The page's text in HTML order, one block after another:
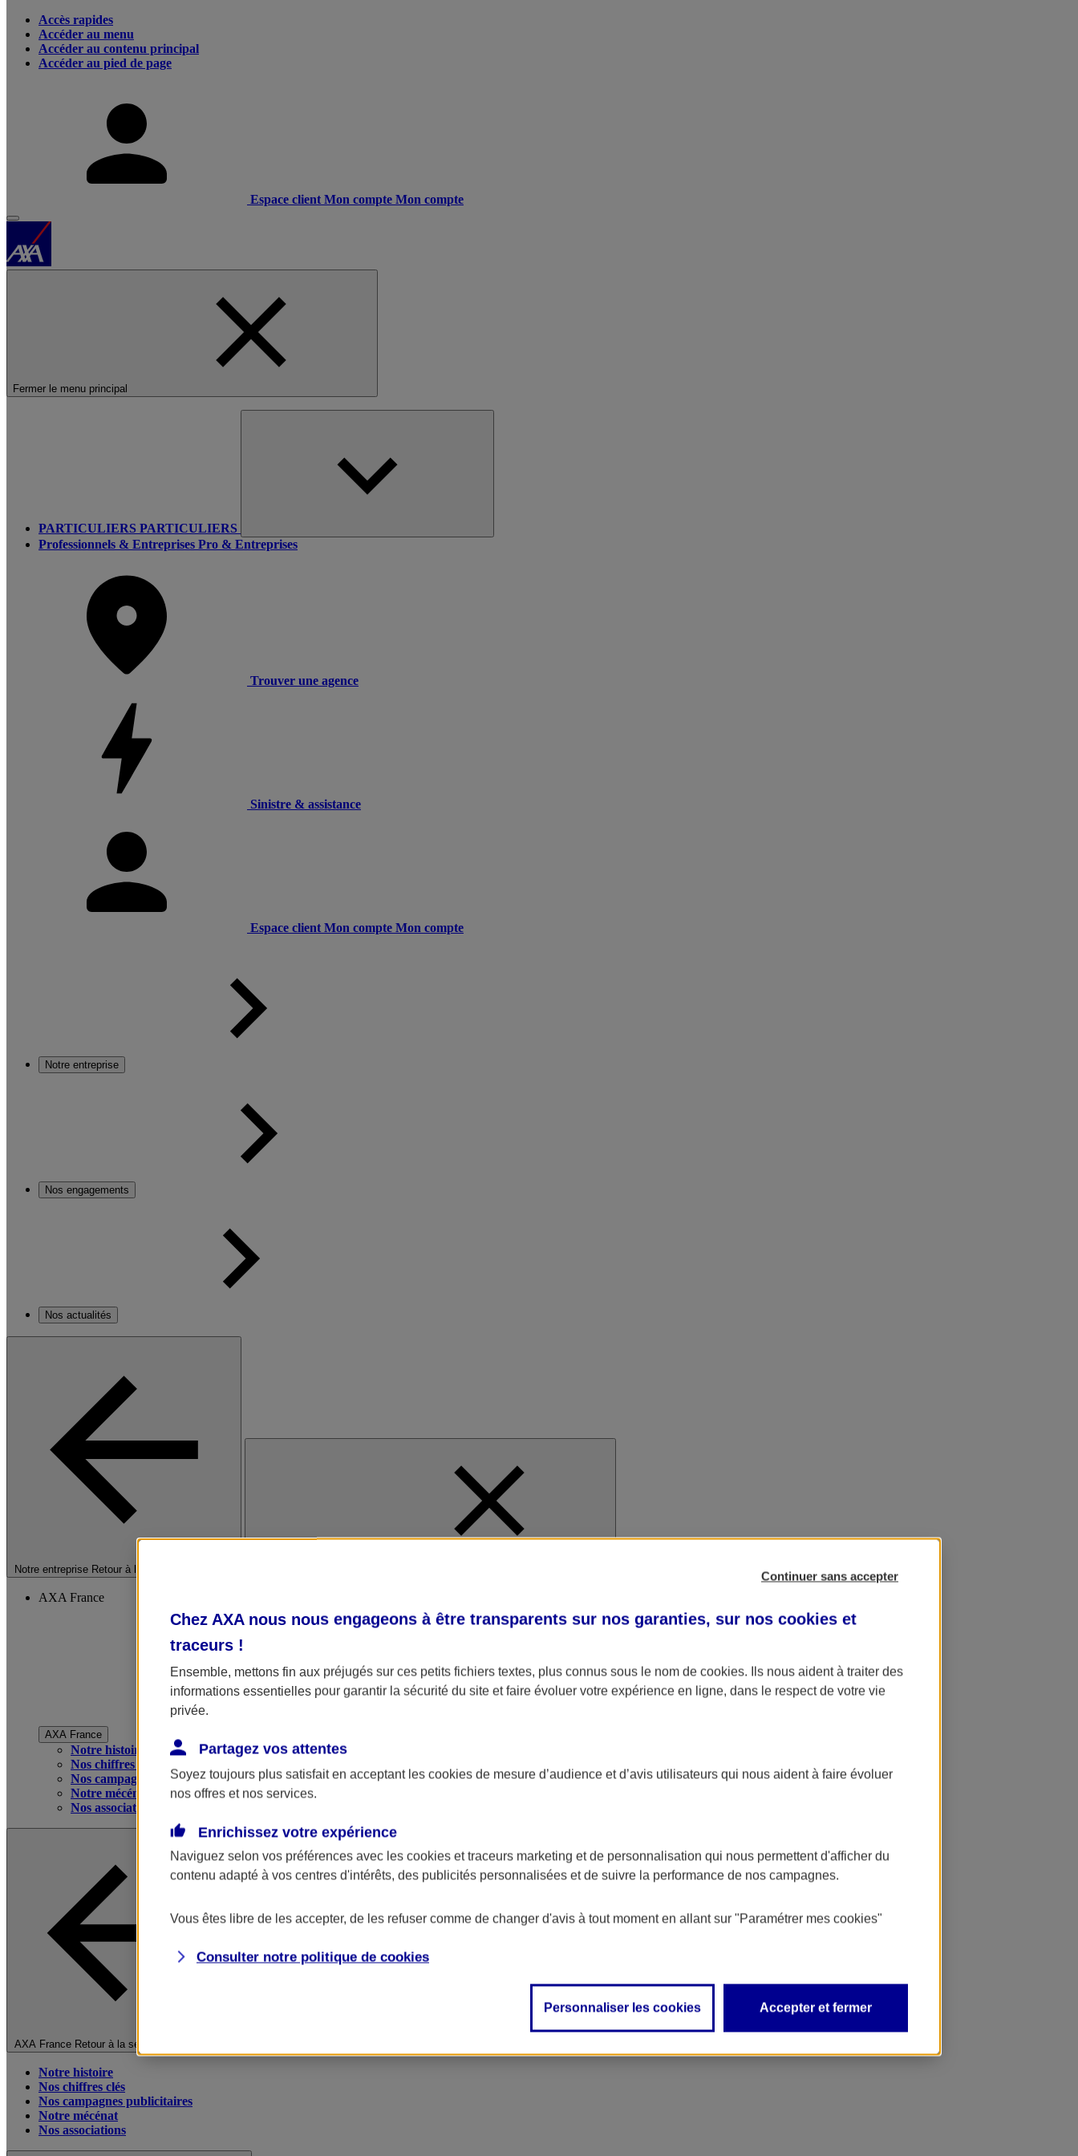
Accès rapides
Accéder au menu
Accéder au contenu principal
Accéder au pied de page
Espace client Mon compte Mon compte
Fermer le menu principal
PARTICULIERS PARTICULIERS
Professionnels & Entreprises Pro & Entreprises
Trouver une agence
Sinistre & assistance
Espace client Mon compte Mon compte
Notre entreprise
Nos engagements
Nos actualités
Notre entreprise Retour à la section précédente
AXA France
AXA France
Notre histoire
Nos chiffres clés
Nos campagnes publicitaires
Notre mécénat
Nos associations
AXA France Retour à la section précédente
Notre histoire
Nos chiffres clés
Nos campagnes publicitaires
Notre mécénat
Nos associations
Continuer sans accepter
Chez AXA nous nous engageons à être transparents sur nos garanties, sur nos cookies et
traceurs !
Ensemble, mettons fin aux préjugés sur ces petits fichiers textes, plus connus sous le nom de cookies. Ils nous aident à traiter des
informations essentielles pour garantir la sécurité du site et faire évoluer votre expérience en ligne, dans le respect de votre vie
privée.
Partagez vos attentes
Soyez toujours plus satisfait en acceptant les cookies de mesure d’audience et d’avis utilisateurs qui nous aident à faire évoluer
nos offres et nos services.
Enrichissez votre expérience
Naviguez selon vos préférences avec les cookies et traceurs marketing et de personnalisation qui nous permettent d'afficher du
contenu adapté à vos centres d'intérêts, des publicités personnalisées et de suivre la performance de nos campagnes.
Vous êtes libre de les accepter, de les refuser comme de changer d'avis à tout moment en allant sur "Paramétrer mes cookies"
Consulter notre politique de cookies
Personnaliser les cookies Accepter et fermer